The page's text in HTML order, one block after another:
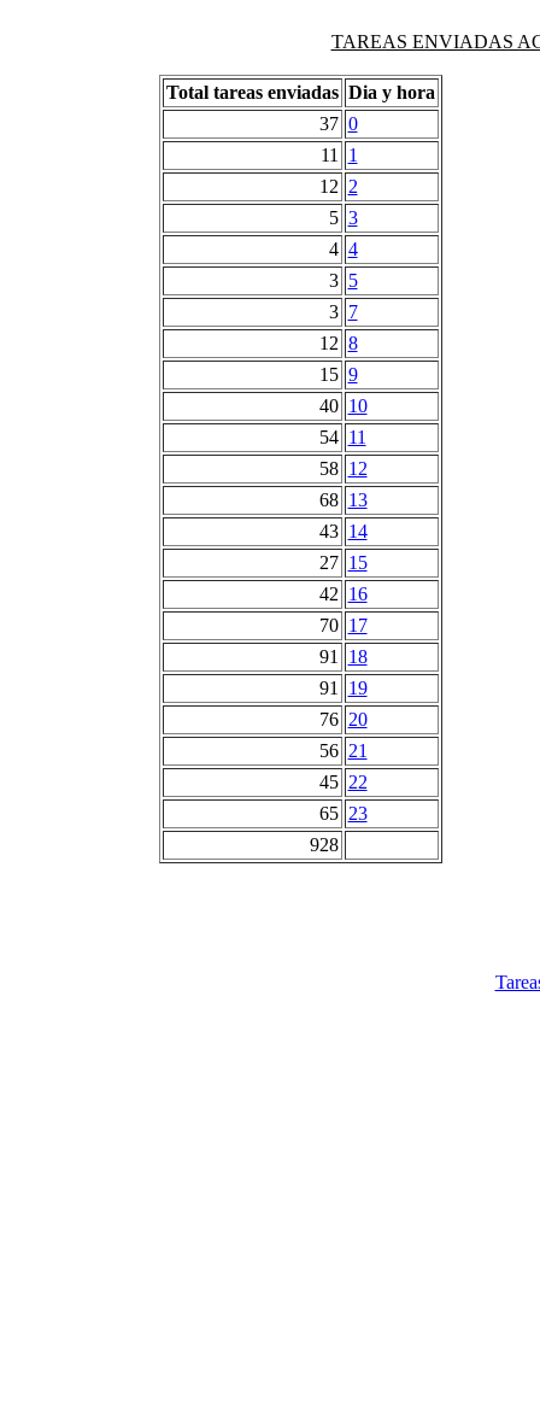
TAREAS ENVIADAS
Total tareas enviadas Dia y hora
37 0
11
1
12 2
5 3
4 4
3 5
3 7
12 8
15 9
40 10
54 11
58 12
68 13
43 14
27 15
42 16
70 17
91
18
91
19
76 20
56 21
45 22
65 23
928